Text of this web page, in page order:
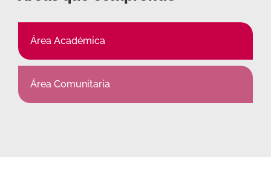
Área Académica
Área Comunitaria